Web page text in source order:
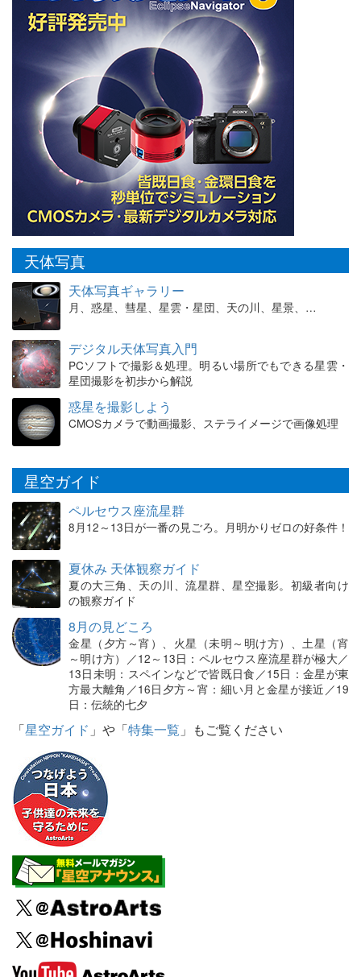
天体写真
天体写真ギャラリー
月、惑星、彗星、星雲・星団、天の川、星景、…
デジタル天体写真入門
PCソフトで撮影＆処理。明るい場所でもできる星雲・
星団撮影を初歩から解説
惑星を撮影しよう
CMOSカメラで動画撮影、ステライメージで画像処理
星空ガイド
ペルセウス座流星群
8月12～13日が一番の見ごろ。月明かりゼロの好条件！
夏休み 天体観察ガイド
夏の大三角、天の川、流星群、星空撮影。初級者向け
の観察ガイド
8月の見どころ
金星（夕方～宵）、火星（未明～明け方）、土星（宵
～明け方）／12～13日：ペルセウス座流星群が極大／
13日未明：スペインなどで皆既日食／15日：金星が東
方最大離角／16日夕方～宵：細い月と金星が接近／19
日：伝統的七夕
「星空ガイド 」や「特集一覧 」もご覧ください